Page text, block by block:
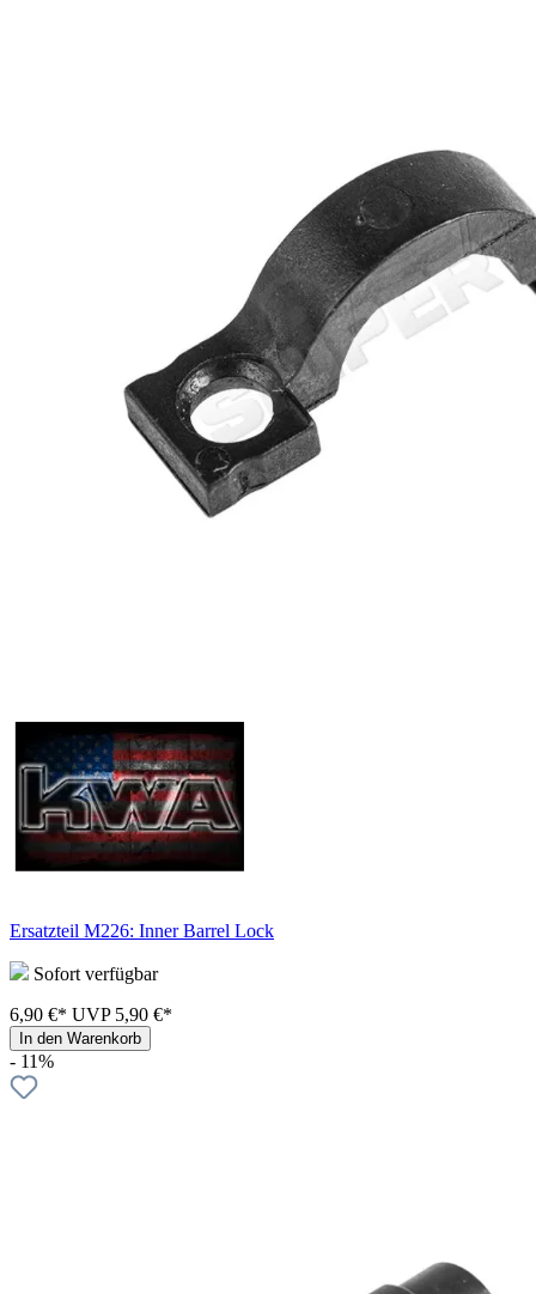
Ersatzteil M226: Inner Barrel Lock
Sofort verfügbar
6,90 €* UVP 5,90 €*
In den Warenkorb
- 11%